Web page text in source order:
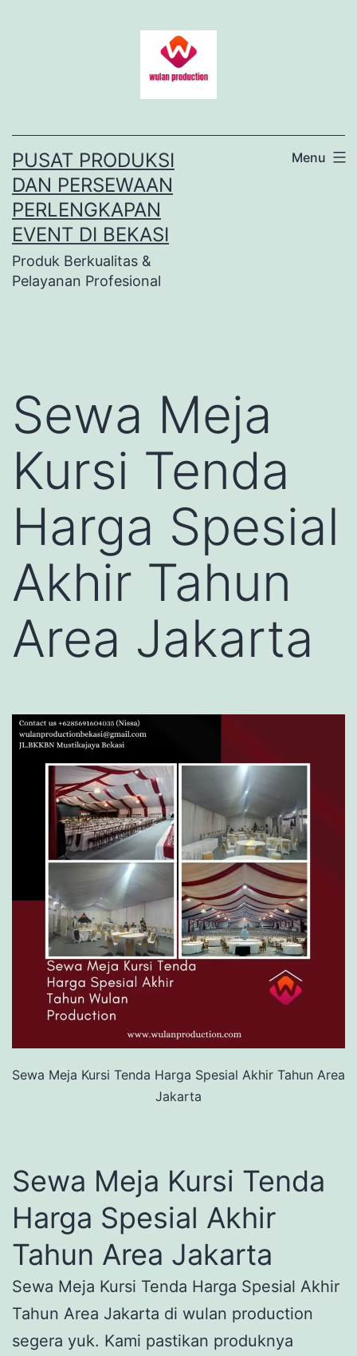
PUSAT PRODUKSI
DAN PERSEWAAN
PERLENGKAPAN
EVENT DI BEKASI
Produk Berkualitas &
Pelayanan Profesional
Menu
Sewa Meja
Kursi Tenda
Harga Spesial
Akhir Tahun
Area Jakarta
Sewa Meja Kursi Tenda Harga Spesial Akhir Tahun Area
Jakarta
Sewa Meja Kursi Tenda
Harga Spesial Akhir
Tahun Area Jakarta
Sewa Meja Kursi Tenda Harga Spesial Akhir
Tahun Area Jakarta di wulan production
segera yuk. Kami pastikan produknya